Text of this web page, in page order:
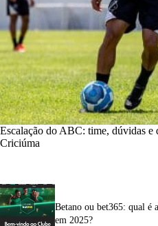
Escalação do ABC: time, dúvidas e
Criciúma
Betano ou bet365: qual é
em 2025?